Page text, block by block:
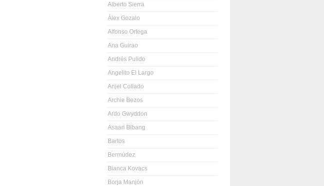
Alberto Sierra
Álex Gozalo
Alfonso Ortega
Ana Guirao
Andrés Pulido
Angelito El Largo
Anjel Collado
Archie Bezos
Ardo Gwyddon
Asaari Bibang
Bartos
Bermúdez
Bianca Kovacs
Borja Manjón